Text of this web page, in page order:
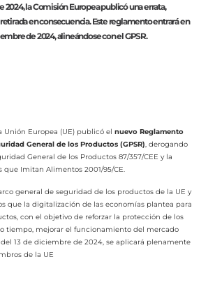
2024, la Comisión Europea publicó una errata,
en consecuencia. Este reglamento entrará en
de 2024, alineándose con el GPSR.
Unión Europea (UE) publicó elnuevo Reglamento
General de los Productos (GPSR), derogando
General de los Productos 87/357/CEE y la
que Imitan Alimentos 2001/95/CE.
general de seguridad de los productos de la UE y
que la digitalización de las economías plantea para
con el objetivo de reforzar la protección de los
tiempo, mejorar el funcionamiento del mercado
13 de diciembre de 2024, se aplicará plenamente
de la UE